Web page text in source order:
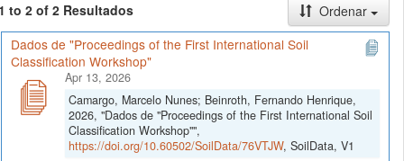
to 2 of 2 Resultados
Ordenar
Dados de "Proceedings of the First International Soil
Classification Workshop"
Apr 13, 2026
Camargo, Marcelo Nunes; Beinroth, Fernando Henrique,
2026, "Dados de "Proceedings of the First International Soil
Classification Workshop"",
https://doi.org/10.60502/SoilData/76VTJW, SoilData, V1